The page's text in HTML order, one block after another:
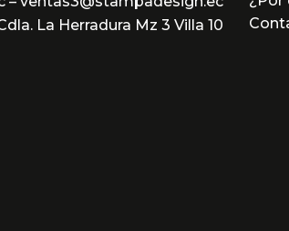
La Herradura Mz 3 Villa 10